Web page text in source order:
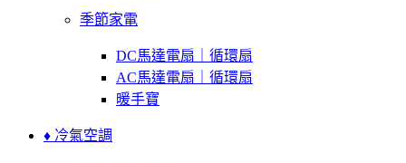
季節家電
DC馬達電扇｜循環扇
AC馬達電扇｜循環扇
暖手寶
♦ 冷氣空調